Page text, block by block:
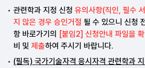
관련학과 지정 신청 유의사항(직인, 필수
지 않은 경우 승인거절 될 수 있으니 신청
항 바로가기의 [붙임2] 신청안내 파일을
비 및 제출하여 주시기 바랍니다.
(필독) 국가기술자격 응시자격 관련학과